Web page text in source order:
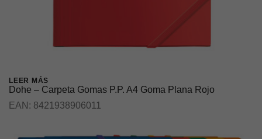
LEER MÁS
Dohe – Carpeta Gomas P.P. A4 Goma Plana Rojo
EAN: 8421938906011